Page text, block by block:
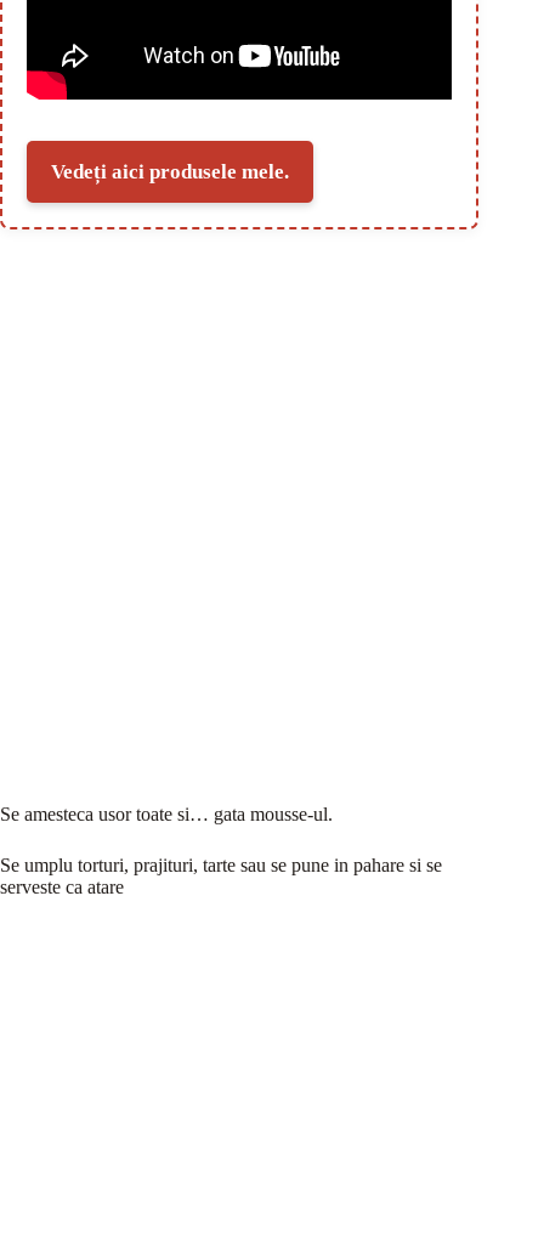
Vedeți aici produsele mele.
Se amesteca usor toate si… gata mousse-ul.
Se umplu torturi, prajituri, tarte sau se pune in pahare si se
serveste ca atare